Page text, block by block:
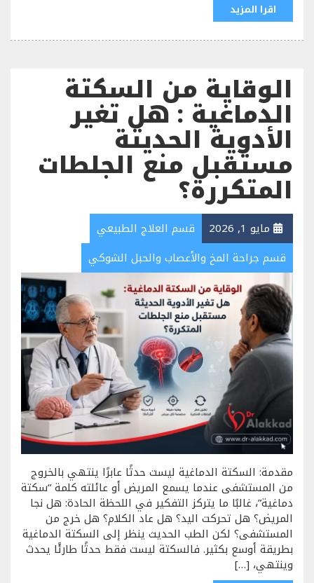
اقرا المزيد
الوقاية من السكتة
الدماغية : هل تغير
الأدوية الحديثة
مستقبل منع الجلطات
المتكررة؟
مايو 1, 2026
قسم العلاج الطبيعي
قسم جراحة المخ والأعصاب والحبل الشوكي
مقدمة: السكتة الدماغية ليست حدثًا عابرًا ينتهي بالخروج
من المستشفى عندما يسمع المريض أو عائلته كلمة “سكتة
دماغية”، غالبًا ما يتركز التفكير في اللحظة الحادة: هل نجا
المريض؟ هل تحركت اليد؟ هل عاد الكلام؟ هل خرج من
المستشفى؟ لكن الطب الحديث ينظر إلى السكتة الدماغية
بطريقة أوسع بكثير. فالسكتة ليست فقط حدثًا طارئًا يحدث
وينتهي، […]